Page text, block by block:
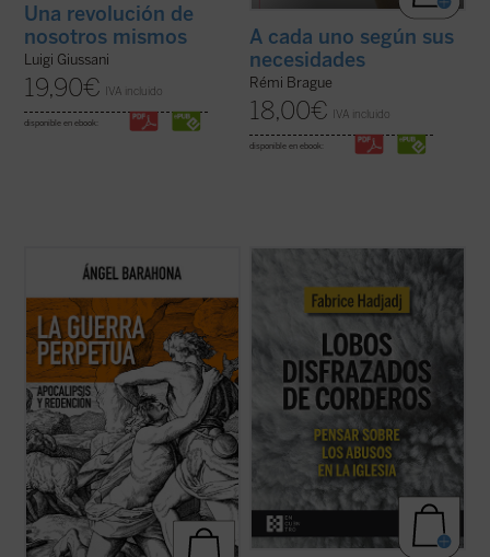
Una revolución de
nosotros mismos
Luigi Giussani
19,90€ IVA incluido
disponible en ebook:
A cada uno según sus
necesidades
Rémi Brague
18,00€ IVA incluido
disponible en ebook:
Las preguntas que surgen en este ensayo
son inquietantes: ¿por qué la hostilidad
permanente a lo largo de la historia de la
humanidad y podemos sospechar que lo
seguirá siendo? ¿Por qué la actividad ...(ver
ficha)
lobos se disfrazan de corderos». Una
denuncia de la mentira, la impostura y la
credulidad. Un alegato a favor de la fe. Un
ensayo vigorizante, ejemplar por su ...